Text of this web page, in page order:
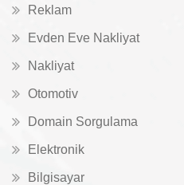
Reklam
Evden Eve Nakliyat
Nakliyat
Otomotiv
Domain Sorgulama
Elektronik
Bilgisayar